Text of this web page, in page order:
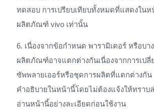
ทดสอบ การเปรียบเทียบทั้งหมดที่แสดงในห
ผลิตภัณฑ์ vivo เท่านั้น
6. เนื่องจากข้อกำหนด พารามิเตอร์ หรือบา
ผลิตภัณฑ์อาจแตกต่างกันเนื่องจากการเปลี่
ซัพพลายเออร์หรือชุดการผลิตที่แตกต่างกัน
คำอธิบายในหน้านี้โดยไม่ต้องแจ้งให้ทราบ
อ่านหน้านี้อย่างละเอียดก่อนใช้งาน